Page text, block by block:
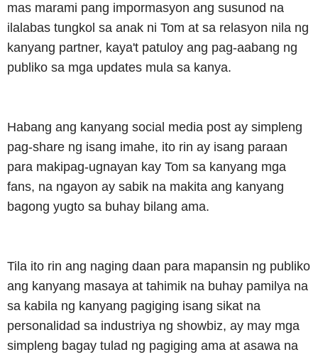
mas marami pang impormasyon ang susunod na
ilalabas tungkol sa anak ni Tom at sa relasyon nila ng
kanyang partner, kaya't patuloy ang pag-aabang ng
publiko sa mga updates mula sa kanya.
Habang ang kanyang social media post ay simpleng
pag-share ng isang imahe, ito rin ay isang paraan
para makipag-ugnayan kay Tom sa kanyang mga
fans, na ngayon ay sabik na makita ang kanyang
bagong yugto sa buhay bilang ama.
Tila ito rin ang naging daan para mapansin ng publiko
ang kanyang masaya at tahimik na buhay pamilya na
sa kabila ng kanyang pagiging isang sikat na
personalidad sa industriya ng showbiz, ay may mga
simpleng bagay tulad ng pagiging ama at asawa na